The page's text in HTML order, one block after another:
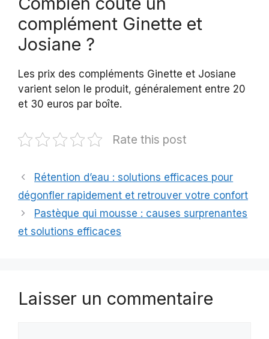
complément Ginette et
Josiane ?
Les prix des compléments Ginette et Josiane
varient selon le produit, généralement entre 20
et 30 euros par boîte.
Rate this post
Rétention d’eau : solutions efficaces pour
dégonfler rapidement et retrouver votre confort
Pastèque qui mousse : causes surprenantes
et solutions efficaces
Laisser un commentaire